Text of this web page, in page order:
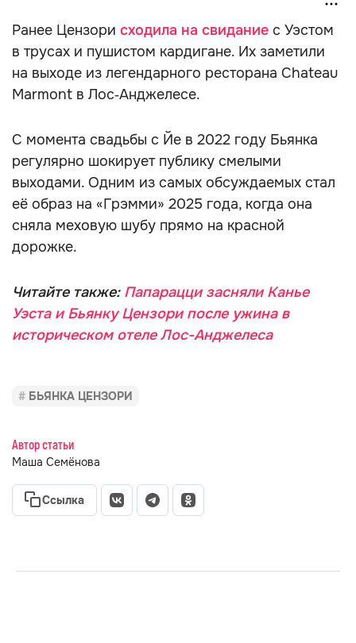
Ранее Цензори сходила на свидание с Уэстом
в трусах и пушистом кардигане. Их заметили
на выходе из легендарного ресторана Chateau
Marmont в Лос‑Анджелесе.
С момента свадьбы с Йе в 2022 году Бьянка
регулярно шокирует публику смелыми
выходами. Одним из самых обсуждаемых стал
её образ на «Грэмми» 2025 года, когда она
сняла меховую шубу прямо на красной
дорожке.
Читайте также: Папарацци засняли Канье
Уэста и Бьянку Цензори после ужина в
историческом отеле Лос-Анджелеса
БЬЯНКА ЦЕНЗОРИ
Автор статьи
Маша Семёнова
Ссылка